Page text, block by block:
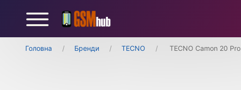
Головна Бренди TECNO TECNO Camon 20 Pro